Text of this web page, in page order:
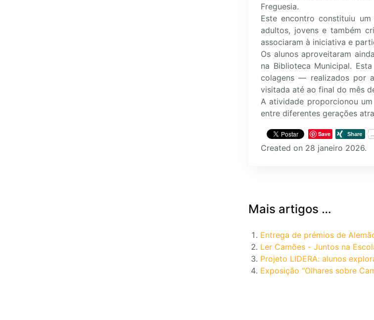
Freguesia.
Este encontro constituiu
adultos, jovens e também
associaram à iniciativa e
Os alunos aproveitaram
na Biblioteca Municipal.
colagens — realizados por
visitada até ao final do mês
A atividade proporcionou
entre diferentes gerações
Save
Created on 28 janeiro 2026.
Mais artigos …
Entrega de prémios de
Ler Camões - Juntos na
Projeto LIDERA: alunos
Exposição "Olhares sobre